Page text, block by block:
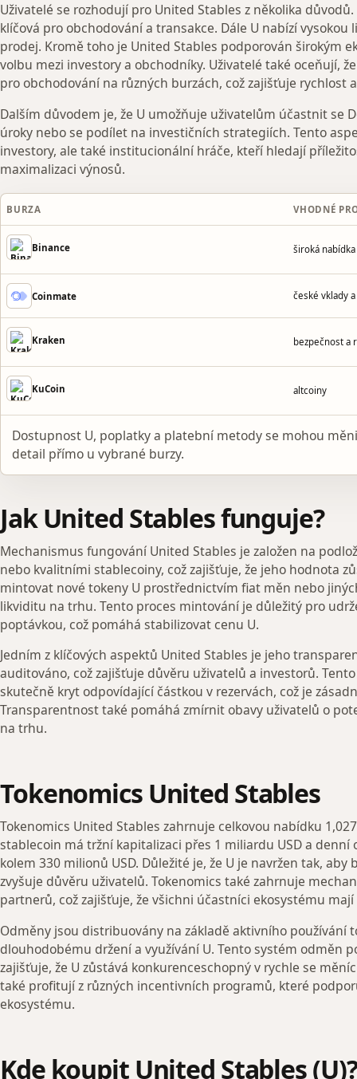
Uživatelé se rozhodují pro United Stables z několika
klíčová pro obchodování a transakce. Dále U nabízí
prodej. Kromě toho je United Stables podporován širokým
volbu mezi investory a obchodníky. Uživatelé také oceňují,
pro obchodování na různých burzách, což zajišťuje rychlost
Dalším důvodem je, že U umožňuje uživatelům účastnit se
úroky nebo se podílet na investičních strategiích. Tento
investory, ale také institucionální hráče, kteří hledají
maximalizaci výnosů.
BURZA VHODNÉ
Binance široká
Coinmate české vklady
Kraken bezpečnost a
KuCoin altcoiny
Dostupnost U, poplatky a platební metody se mohou
detail přímo u vybrané burzy.
Jak United Stables funguje?
Mechanismus fungování United Stables je založen na
nebo kvalitními stablecoiny, což zajišťuje, že jeho hodnota
mintovat nové tokeny U prostřednictvím fiat měn nebo
likviditu na trhu. Tento proces mintování je důležitý pro
poptávkou, což pomáhá stabilizovat cenu U.
Jedním z klíčových aspektů United Stables je jeho
auditováno, což zajišťuje důvěru uživatelů a investorů.
skutečně kryt odpovídající částkou v rezervách, což je
Transparentnost také pomáhá zmírnit obavy uživatelů o
na trhu.
Tokenomics United Stables
Tokenomics United Stables zahrnuje celkovou nabídku
stablecoin má tržní kapitalizaci přes 1 miliardu USD a
kolem 330 milionů USD. Důležité je, že U je navržen tak,
zvyšuje důvěru uživatelů. Tokenomics také zahrnuje
partnerů, což zajišťuje, že všichni účastníci ekosystému
Odměny jsou distribuovány na základě aktivního používání
dlouhodobému držení a využívání U. Tento systém odměn
zajišťuje, že U zůstává konkurenceschopný v rychle se
také profitují z různých incentivních programů, které
ekosystému.
Kde koupit United Stables (U)?